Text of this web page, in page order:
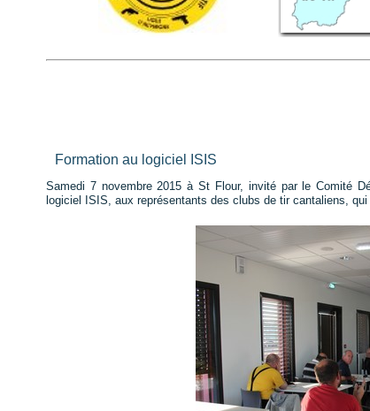
Formation au logiciel ISIS
Samedi 7 novembre 2015 à St Flour, invité par le Comité
logiciel ISIS, aux représentants des clubs de tir cantaliens,